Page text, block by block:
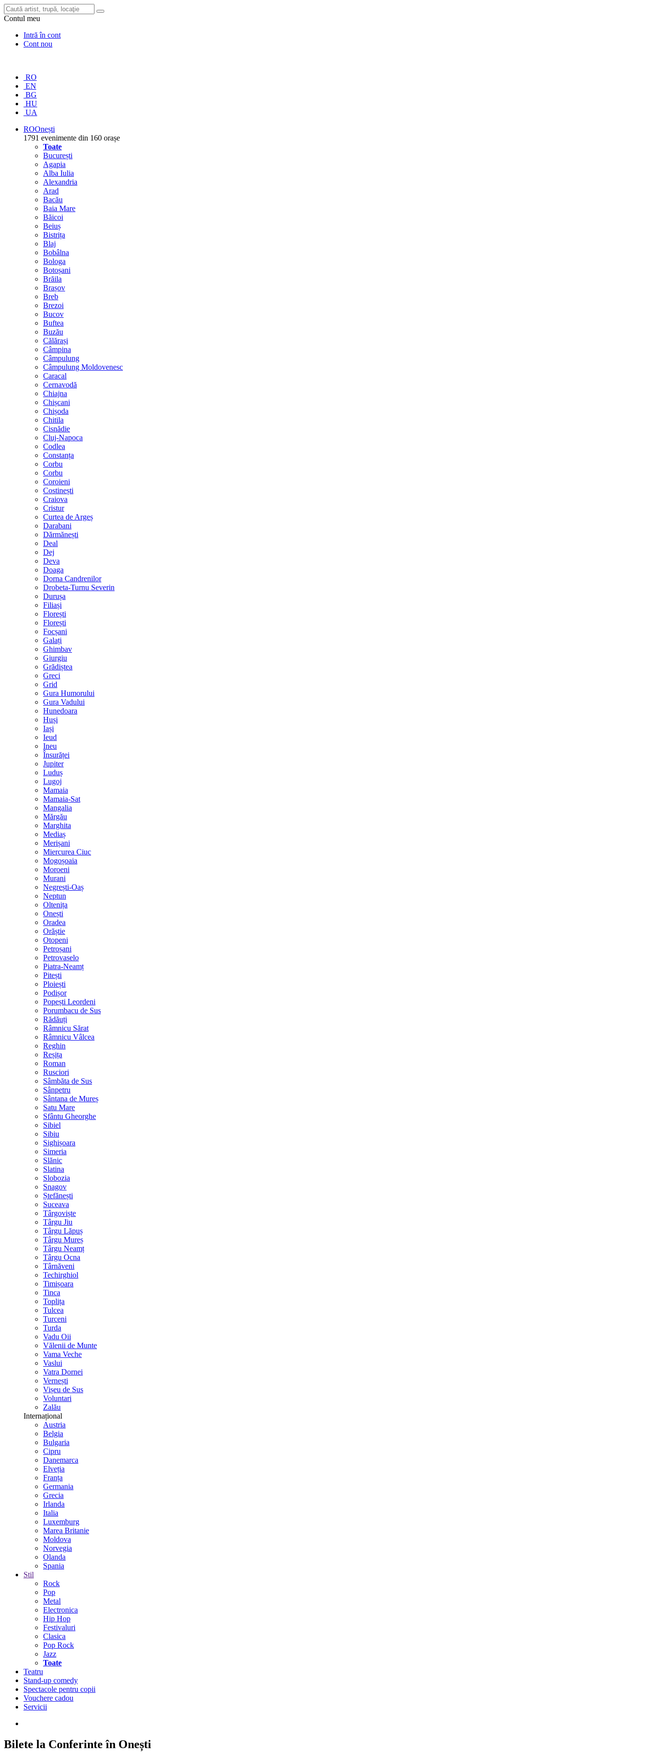
Contul meu
Intră în cont
Cont nou
RO
EN
BG
HU
UA
ROOnești
1791 evenimente din 160 orașe
Toate
București
Agapia
Alba Iulia
Alexandria
Arad
Bacău
Baia Mare
Băicoi
Beiuș
Bistrița
Blaj
Bobâlna
Bologa
Botoșani
Brăila
Brașov
Breb
Brezoi
Bucov
Buftea
Buzău
Călărași
Câmpina
Câmpulung
Câmpulung Moldovenesc
Caracal
Cernavodă
Chiajna
Chișcani
Chișoda
Chitila
Cisnădie
Cluj-Napoca
Codlea
Constanța
Corbu
Corbu
Coroieni
Costinești
Craiova
Cristur
Curtea de Argeș
Darabani
Dărmănești
Deal
Dej
Deva
Doaga
Dorna Candrenilor
Drobeta-Turnu Severin
Durușa
Filiași
Florești
Florești
Focșani
Galați
Ghimbav
Giurgiu
Grădiștea
Greci
Grid
Gura Humorului
Gura Vadului
Hunedoara
Huși
Iași
Ieud
Ineu
Însurăței
Jupiter
Luduș
Lugoj
Mamaia
Mamaia-Sat
Mangalia
Mărgău
Marghita
Mediaș
Merișani
Miercurea Ciuc
Mogoșoaia
Moroeni
Murani
Negrești-Oaș
Neptun
Oltenița
Onești
Oradea
Orăștie
Otopeni
Petroșani
Petrovaselo
Piatra-Neamț
Pitești
Ploiești
Podișor
Popești Leordeni
Porumbacu de Sus
Rădăuți
Râmnicu Sărat
Râmnicu Vâlcea
Reghin
Reșița
Roman
Rusciori
Sâmbăta de Sus
Sânpetru
Sântana de Mureș
Satu Mare
Sfântu Gheorghe
Sibiel
Sibiu
Sighișoara
Simeria
Slănic
Slatina
Slobozia
Snagov
Ștefănești
Suceava
Târgoviște
Târgu Jiu
Târgu Lăpuș
Târgu Mureș
Târgu Neamț
Târgu Ocna
Târnăveni
Techirghiol
Timișoara
Tinca
Toplița
Tulcea
Turceni
Turda
Vadu Oii
Vălenii de Munte
Vama Veche
Vaslui
Vatra Dornei
Vernești
Vișeu de Sus
Voluntari
Zalău
Internațional
Austria
Belgia
Bulgaria
Cipru
Danemarca
Elveția
Franța
Germania
Grecia
Irlanda
Italia
Luxemburg
Marea Britanie
Moldova
Norvegia
Olanda
Spania
Stil
Rock
Pop
Metal
Electronica
Hip Hop
Festivaluri
Clasica
Pop Rock
Jazz
Toate
Teatru
Stand-up comedy
Spectacole pentru copii
Vouchere cadou
Servicii
Bilete la Conferinte în Onești